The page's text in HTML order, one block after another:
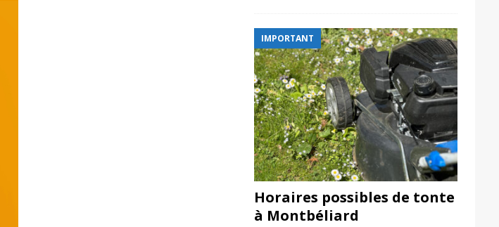
IMPORTANT
Horaires possibles de tonte
à Montbéliard